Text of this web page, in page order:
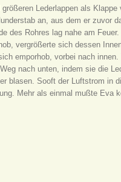
Lederlappen als Klappe
an, aus dem er zuvor
des Rohres lag nahe am
vergrößerte sich dessen
emporhob, vorbei nach
nach unten, indem sie die
blasen. Sooft der Luftstrom in
Mehr als einmal mußte Eva